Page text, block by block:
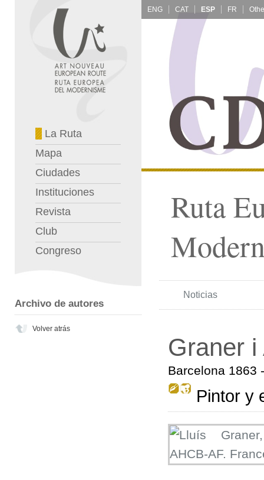
La Ruta
Mapa
Ciudades
Instituciones
Revista
Club
Congreso
Archivo de autores
Volver atrás
ENG CAT ESP FR
Ruta
Noticias
Graner
Barcelona 1863
Pintor y